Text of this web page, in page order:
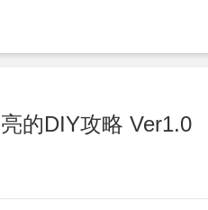
的DIY攻略 Ver1.0